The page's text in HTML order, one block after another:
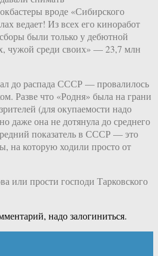
вроде «Сибирского
ведает! Из всех его киноработ
были только у дебютной
чужой среди своих» — 23,7 млн
до распада СССР — провалилось
Разве что «Родня» была на грани
(для окупаемости надо
даже она не дотянула до среднего
показатель в СССР — это
на которую ходили просто от
или прости господи Тарковского
надо залогиниться.